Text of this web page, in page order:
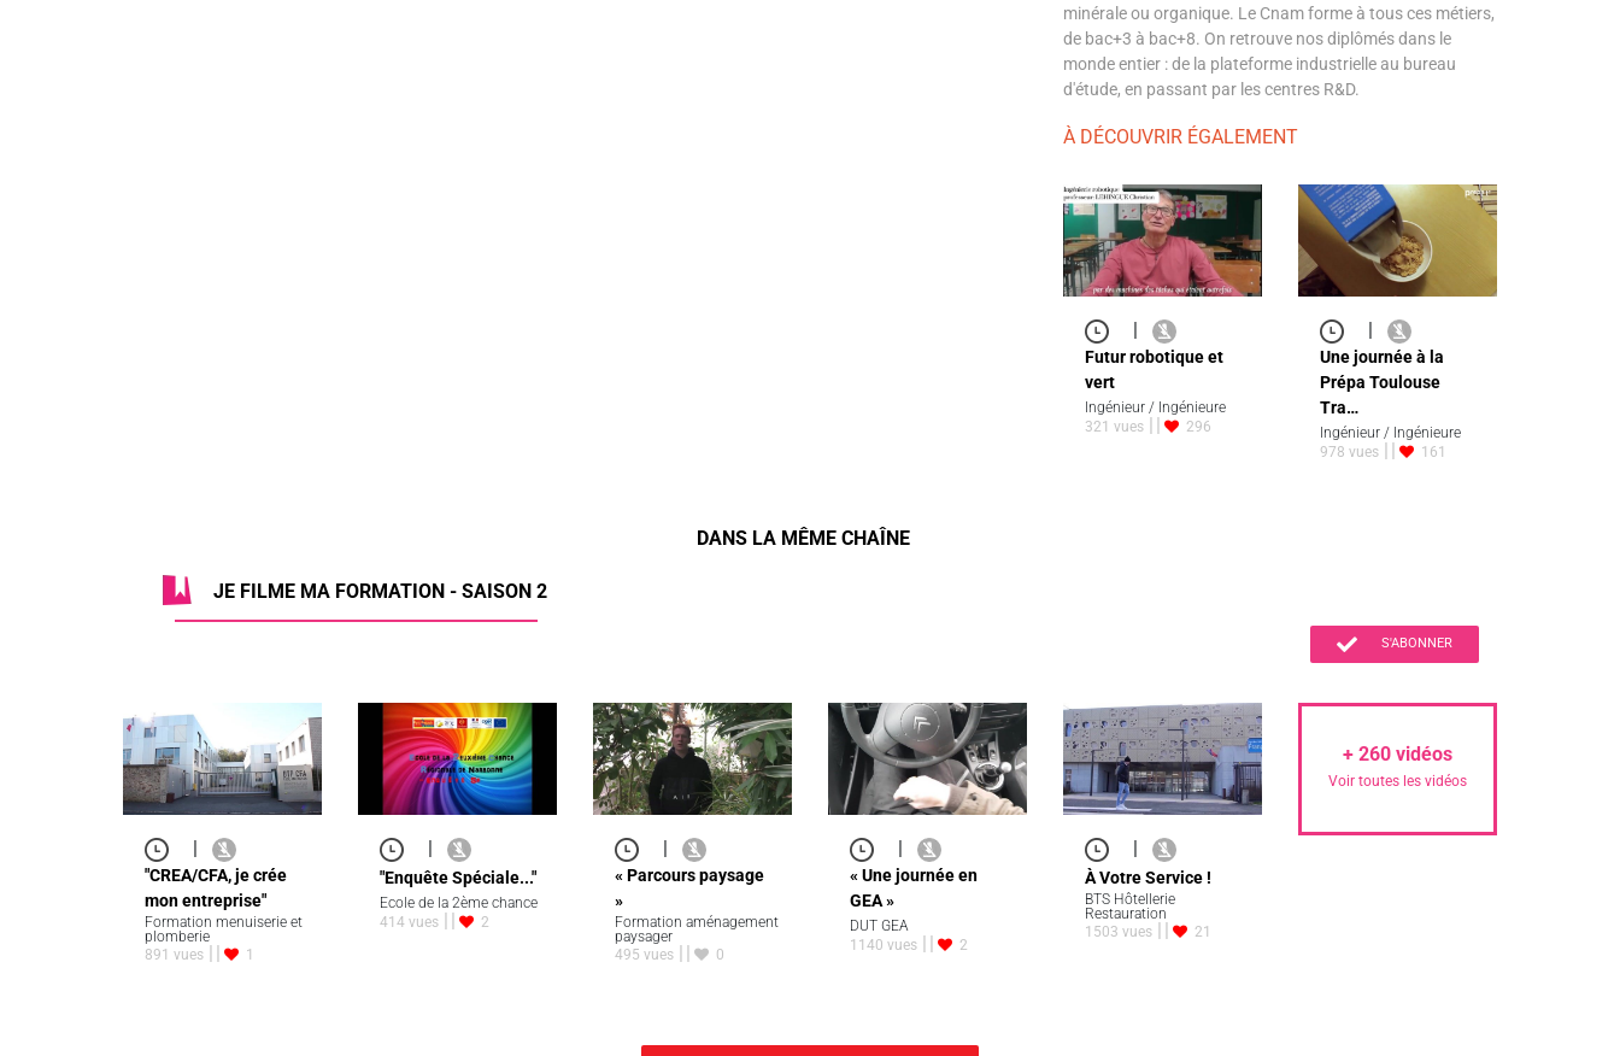
minérale ou organique. Le Cnam forme à tous ces métiers,
de bac+3 à bac+8. On retrouve nos diplômés dans le
monde entier : de la plateforme industrielle au bureau
d'étude, en passant par les centres R&D.
À DÉCOUVRIR ÉGALEMENT
|
Futur robotique et
vert
Ingénieur / Ingénieure
321 vues
296
Une journée à la
Prépa Toulouse
Tra…
Ingénieur / Ingénieure
978 vues
161
DANS LA MÊME CHAÎNE
JE FILME MA FORMATION - SAISON 2
S'ABONNER
"CREA/CFA, je crée
mon entreprise"
Formation menuiserie et
plomberie
891 vues
1
"Enquête Spéciale..."
Ecole de la 2ème chance
414 vues
2
« Parcours paysage
»
Formation aménagement
paysager
495 vues
0
« Une journée en
GEA »
DUT GEA
1140 vues
2
À Votre Service !
BTS Hôtellerie
Restauration
1503 vues
21
+ 260 vidéos
Voir toutes les vidéos